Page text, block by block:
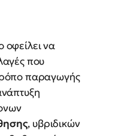
οφείλει να
που
παραγωγής
, υβριδικών